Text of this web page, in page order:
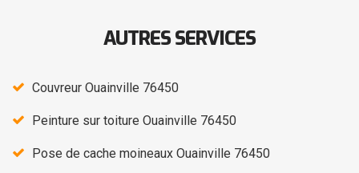
AUTRES SERVICES
Couvreur Ouainville 76450
Peinture sur toiture Ouainville 76450
Pose de cache moineaux Ouainville 76450